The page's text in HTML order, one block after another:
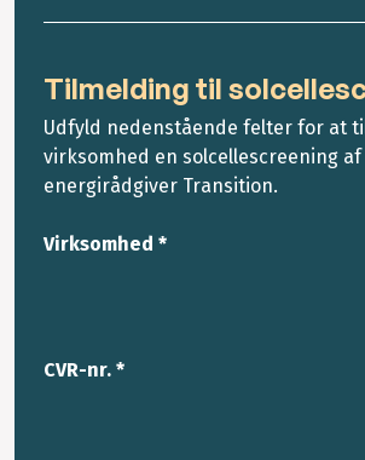
Tilmelding til
Udfyld nedenstående felter for at
virksomhed en solcellescreening
energirådgiver Transition.
Virksomhed *
CVR-nr. *